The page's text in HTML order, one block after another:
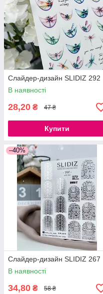
Слайдер-дизайн SLIDIZ 292
В наявності
28,20 ₴ 47 ₴
Купити
–40%
Слайдер-дизайн SLIDIZ 267
В наявності
34,80 ₴ 58 ₴